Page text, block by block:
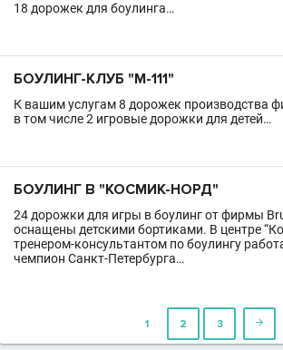
18 дорожек для боулинга…
БОУЛИНГ-КЛУБ "М-111"
К вашим услугам 8 дорожек производства
в том числе 2 игровые дорожки для детей…
БОУЛИНГ В "КОСМИК-НОРД"
24 дорожки для игры в боулинг от фирмы
оснащены детскими бортиками. В центре
тренером-консультантом по боулингу
чемпион Санкт-Петербурга…
1 2 3 